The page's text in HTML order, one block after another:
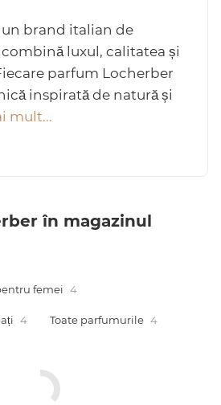
un brand italian de
luxul, calitatea și
parfum Locherber
inspirată de natură și
mult...
în magazinul
femei 4
4 Toate parfumurile 4